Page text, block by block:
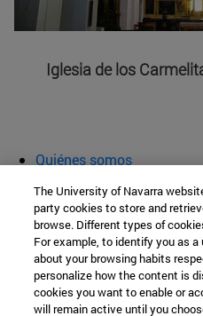
Iglesia de los
Quiénes somos
Aula abierta
Cátedra de
Facultad de Filosofía y Letras
The University of Navarra
party cookies to store and
browse. Different types of
For example, to identify you as
about your browsing habits
personalize how the content is
cookies you want to enable or
will remain active until you